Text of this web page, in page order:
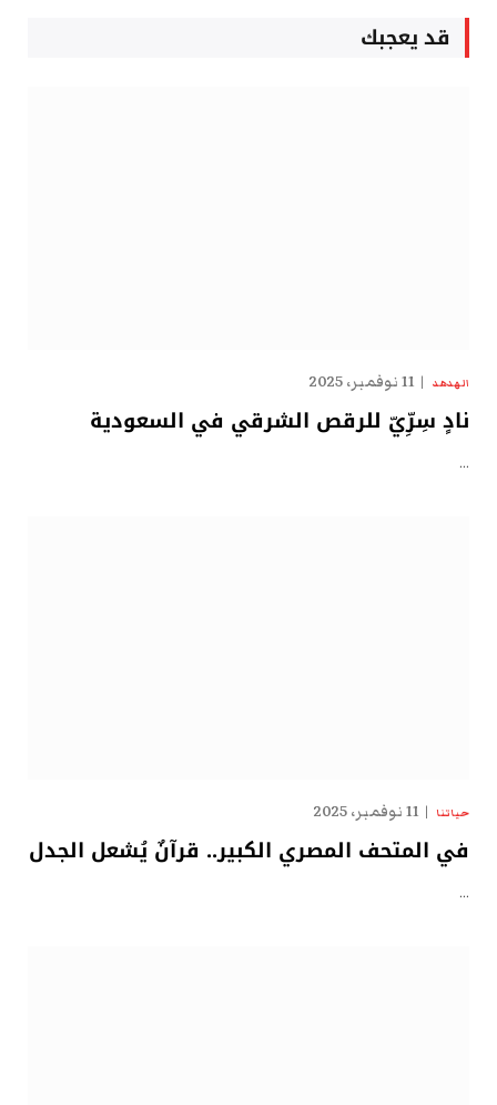
قد يعجبك
الهدهد 11 نوفمبر، 2025
نادٍ سِرِّيّ للرقص الشرقي في السعودية
…
حياتنا 11 نوفمبر، 2025
في المتحف المصري الكبير.. قرآنٌ يُشعل الجدل
…